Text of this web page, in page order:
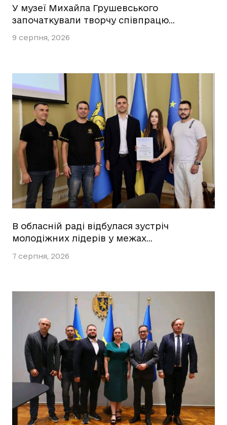
У музеї Михайла Грушевського
започаткували творчу співпрацю…
9 серпня, 2026
В обласній раді відбулася зустріч
молодіжних лідерів у межах…
7 серпня, 2026